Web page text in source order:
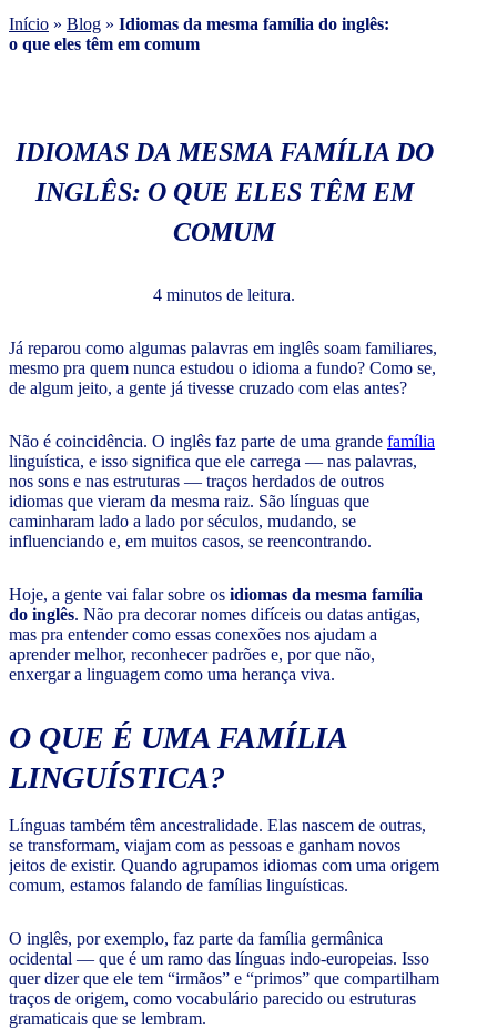
Início » Blog » Idiomas da mesma família do inglês:
o que eles têm em comum
IDIOMAS DA MESMA FAMÍLIA DO
INGLÊS: O QUE ELES TÊM EM
COMUM
4 minutos de leitura.
Já reparou como algumas palavras em inglês soam familiares,
mesmo pra quem nunca estudou o idioma a fundo? Como se,
de algum jeito, a gente já tivesse cruzado com elas antes?
Não é coincidência. O inglês faz parte de uma grande família
linguística, e isso significa que ele carrega — nas palavras,
nos sons e nas estruturas — traços herdados de outros
idiomas que vieram da mesma raiz. São línguas que
caminharam lado a lado por séculos, mudando, se
influenciando e, em muitos casos, se reencontrando.
Hoje, a gente vai falar sobre os idiomas da mesma família
do inglês. Não pra decorar nomes difíceis ou datas antigas,
mas pra entender como essas conexões nos ajudam a
aprender melhor, reconhecer padrões e, por que não,
enxergar a linguagem como uma herança viva.
O QUE É UMA FAMÍLIA
LINGUÍSTICA?
Línguas também têm ancestralidade. Elas nascem de outras,
se transformam, viajam com as pessoas e ganham novos
jeitos de existir. Quando agrupamos idiomas com uma origem
comum, estamos falando de famílias linguísticas.
O inglês, por exemplo, faz parte da família germânica
ocidental — que é um ramo das línguas indo-europeias. Isso
quer dizer que ele tem “irmãos” e “primos” que compartilham
traços de origem, como vocabulário parecido ou estruturas
gramaticais que se lembram.